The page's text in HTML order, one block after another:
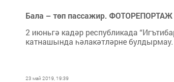
Бала – төп пассажир. ФОТОРЕПОРТАЖ
2 июньгә кадәр республикада
катнашында һәлакәтләрне булдырмау.
23 май 2019, 19:39